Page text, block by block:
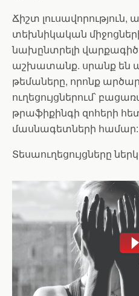
Ճիշտ
տեխնիկական
նախընտրելի
աշխատանք. սրանք են
թեմաները, որոնք
ուղեցույցներում՝
թրաֆիքինգի զոհերի
մասնագետների համար:
Տեսաուղեցույցները